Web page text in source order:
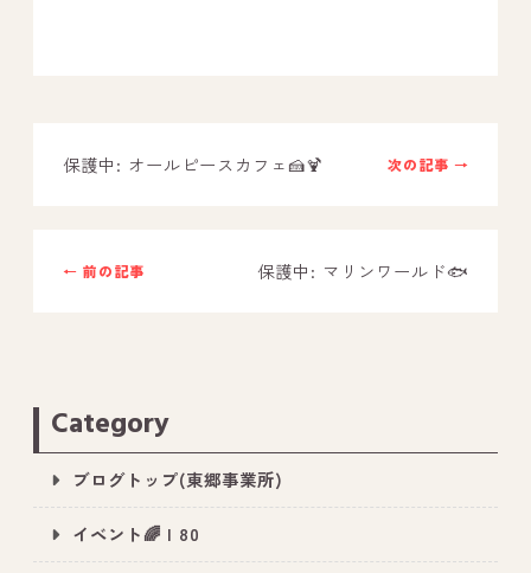
スタッフブログ
－ 福津事業所のブログ
－ 鳥栖事業所のブログ
次の記事 →
保護中: オールピースカフェ🍰🍹
← 前の記事 保護中: マリンワールド🐟
Category
ブログトップ(東郷事業所)
イベント🌈 | 80